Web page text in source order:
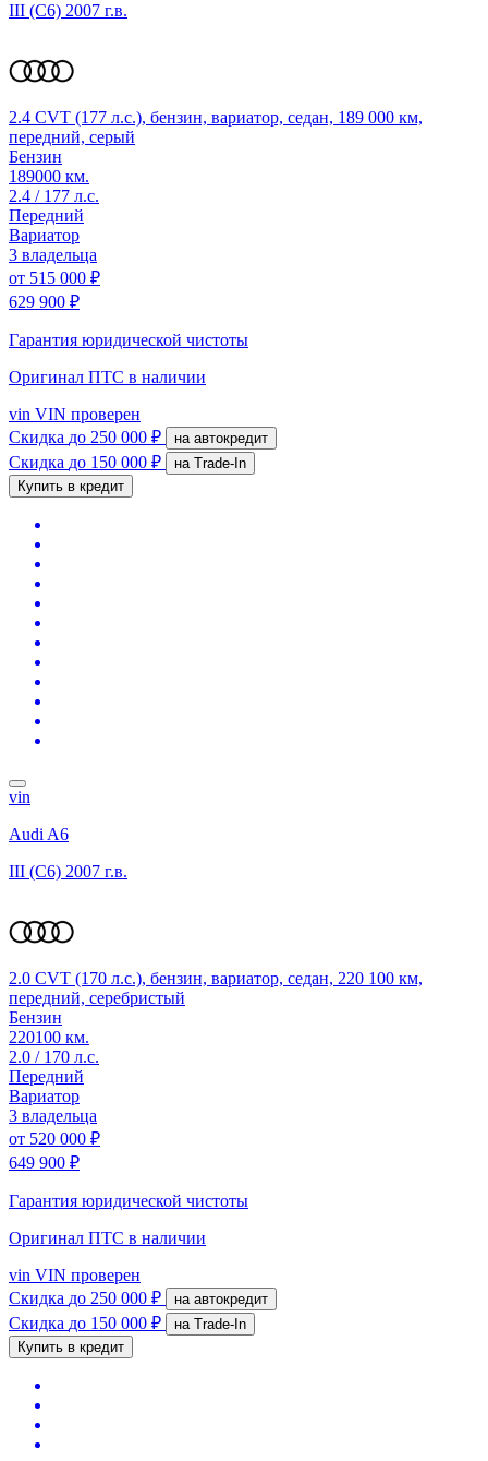
III (C6) 2007 г.в.
2.4 CVT (177 л.с.), бензин, вариатор, седан, 189 000 км,
передний, серый
Бензин
189000 км.
2.4 / 177 л.с.
Передний
Вариатор
3 владельца
от 515 000 ₽
629 900 ₽
Гарантия юридической чистоты
Оригинал ПТС в наличии
vin VIN проверен
Скидка до 250 000 ₽ на автокредит
Скидка до 150 000 ₽
на Trade-In
Купить в кредит
vin
Audi A6
III (C6) 2007 г.в.
2.0 CVT (170 л.с.), бензин, вариатор, седан, 220 100 км,
передний, серебристый
Бензин
220100 км.
2.0 / 170 л.с.
Передний
Вариатор
3 владельца
от 520 000 ₽
649 900 ₽
Гарантия юридической чистоты
Оригинал ПТС в наличии
vin VIN проверен
Скидка до 250 000 ₽ на автокредит
Скидка до 150 000 ₽
на Trade-In
Купить в кредит